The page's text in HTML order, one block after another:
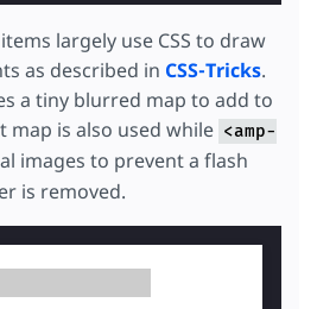
largely use CSS to draw
as described in CSS-Tricks.
a tiny blurred map to add to
map is also used while <amp-
images to prevent a flash
is removed.